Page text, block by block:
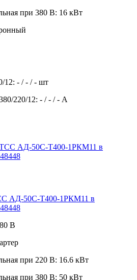
при 380 В: 16 кВт
12: - / - / - шт
220/12: - / - / - А
АД-50С-Т400-1РКМ11 в
В
при 220 В: 16.6 кВт
при 380 В: 50 кВт